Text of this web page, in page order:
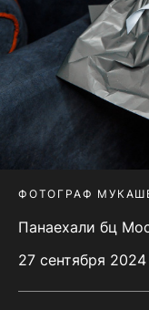
ФОТОГРАФ
Панаехали бц
27 сентября 2024